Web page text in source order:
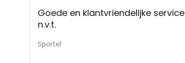
Goede en klantvriendelijke service
n.v.t.
Sportel